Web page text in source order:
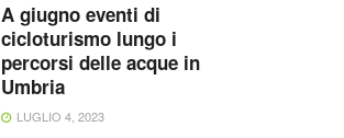
A giugno eventi di
cicloturismo lungo i
percorsi delle acque in
Umbria
LUGLIO 4, 2023